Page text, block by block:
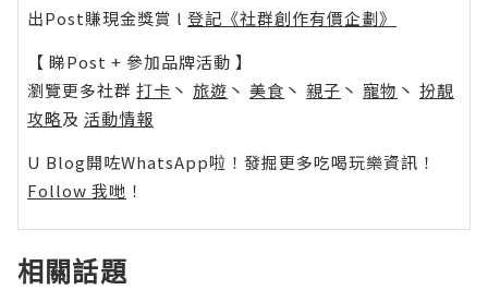
出Post賺現金獎賞 l 登記《社群創作有價企劃》
【 睇Post + 參加品牌活動 】
瀏覽更多社群 打卡 丶 旅遊 丶 美食 丶 親子 丶 寵物 丶 扮靚
攻略及 活動情報
U Blog開咗WhatsApp啦！發掘更多吃喝玩樂資訊！
Follow 我哋 ！
相關話題